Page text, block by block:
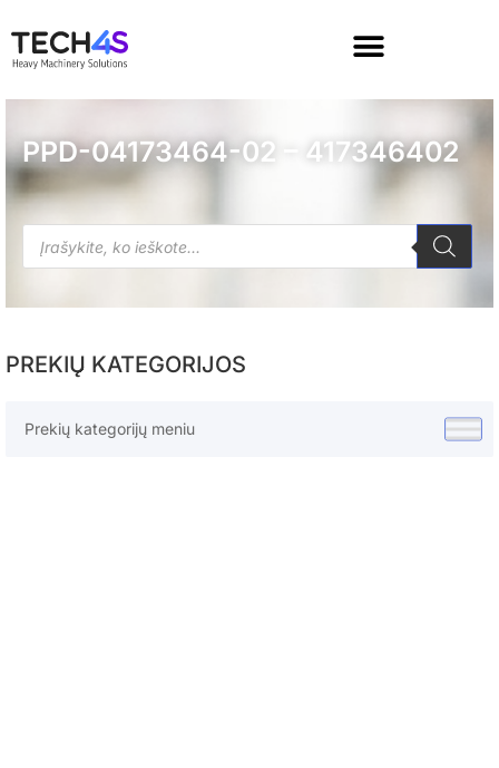
PPD-04173464-02 – 417346402
PREKIŲ KATEGORIJOS
Prekių kategorijų meniu